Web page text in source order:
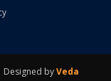
Designed byVeda